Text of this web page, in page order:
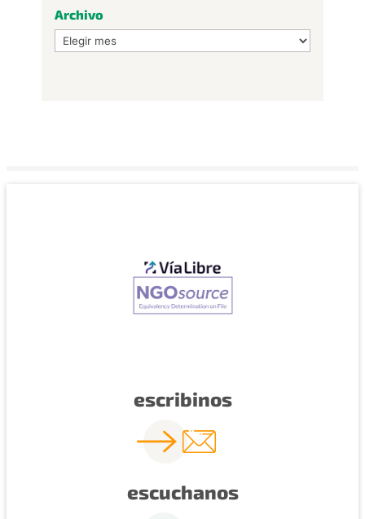
Archivo
Archivo
escribinos
escuchanos